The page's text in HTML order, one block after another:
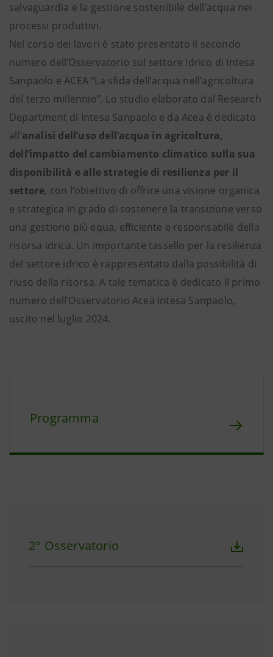
salvaguardia e la gestione sostenibile dell’acqua nei
processi produttivi.
Nel corso dei lavori è stato presentato il secondo
numero dell’Osservatorio sul settore idrico di Intesa
Sanpaolo e ACEA “La sfida dell’acqua nell’agricoltura
del terzo millennio”. Lo studio elaborato dal Research
Department di Intesa Sanpaolo e da Acea è dedicato
all’analisi dell’uso dell’acqua in agricoltura,
dell’impatto del cambiamento climatico sulla sua
disponibilità e alle strategie di resilienza per il
settore, con l’obiettivo di offrire una visione organica
e strategica in grado di sostenere la transizione verso
una gestione più equa, efficiente e responsabile della
risorsa idrica. Un importante tassello per la resilienza
del settore idrico è rappresentato dalla possibilità di
riuso della risorsa. A tale tematica è dedicato il primo
numero dell’Osservatorio Acea Intesa Sanpaolo,
uscito nel luglio 2024.
Programma
2° Osservatorio